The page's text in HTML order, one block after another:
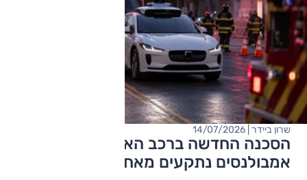
הסכנה החדשה ברכב האוטונומי:
אמבולנסים נתקעים מאחוריו
שרון ביידר | 14/07/2026